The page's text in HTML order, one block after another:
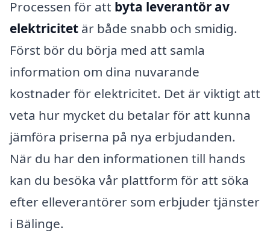
Processen för att byta leverantör av
elektricitet är både snabb och smidig.
Först bör du börja med att samla
information om dina nuvarande
kostnader för elektricitet. Det är viktigt att
veta hur mycket du betalar för att kunna
jämföra priserna på nya erbjudanden.
När du har den informationen till hands
kan du besöka vår plattform för att söka
efter elleverantörer som erbjuder tjänster
i Bälinge.